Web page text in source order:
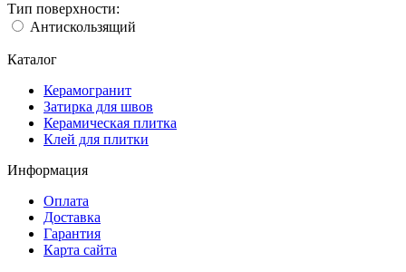
Тип поверхности:
Антискользящий
Каталог
Керамогранит
Затирка для швов
Керамическая плитка
Клей для плитки
Информация
Оплата
Доставка
Гарантия
Карта сайта